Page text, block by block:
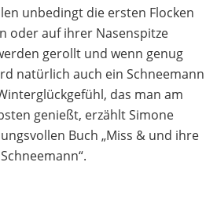
unbedingt die ersten Flocken
oder auf ihrer Nasenspitze
gerollt und wenn genug
natürlich auch ein Schneemann
das man am
genießt, erzählt Simone
Buch „Miss & und ihre